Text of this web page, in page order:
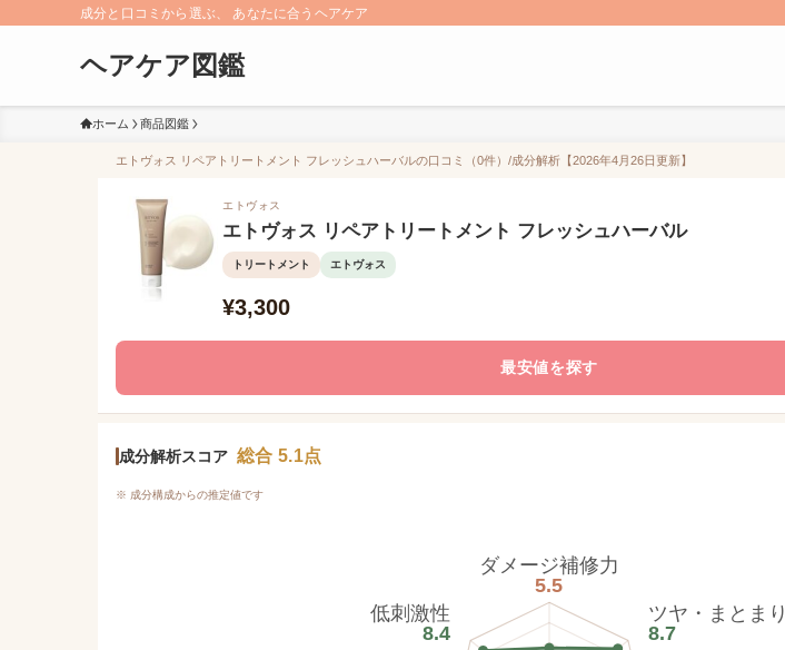
成分と口コミから選ぶ、 あなたに合うヘアケア
ヘアケア図鑑
ホーム 商品図鑑
エトヴォス リペアトリートメント フレッシュハーバルの口コミ（0件）/成分解析【2026年4月26日更新】
エトヴォス
エトヴォス リペアトリートメント フレッシュハーバル
トリートメント エトヴォス
¥3,300
最安値を探す
成分解析スコア 総合 5.1点
※ 成分構成からの推定値です
ダメージ補修力
5.5
ツヤ・まとまり
8.7
低刺激性
8.4